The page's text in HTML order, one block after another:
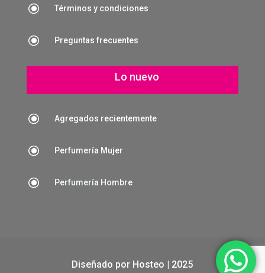
\ Términos y condiciones
\ Preguntas frecuentes
Lo nuevo
\ Agregados recientemente
\ Perfumería Mujer
\ Perfumería Hombre
Diseñado por Hosteo | 2025